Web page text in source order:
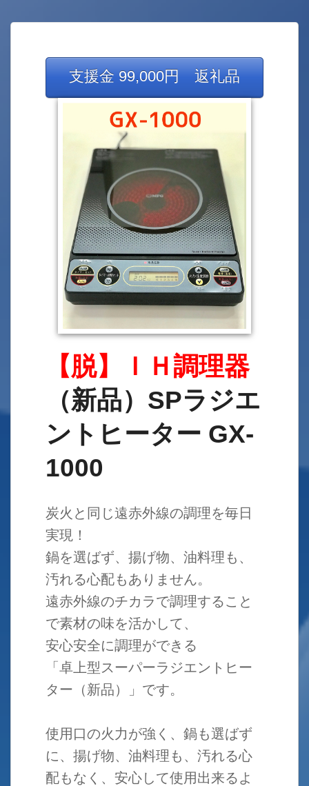
支援金 99,000円 返礼品
【脱】ＩＨ調理器
（新品）SPラジエ
ントヒーター GX-
1000
炭火と同じ遠赤外線の調理を毎日
実現！
鍋を選ばず、揚げ物、油料理も、
汚れる心配もありません。
遠赤外線のチカラで調理すること
で素材の味を活かして、
安心安全に調理ができる
「卓上型スーパーラジエントヒー
ター（新品）」です。
使用口の火力が強く、鍋も選ばず
に、揚げ物、油料理も、汚れる心
配もなく、安心して使用出来るよ